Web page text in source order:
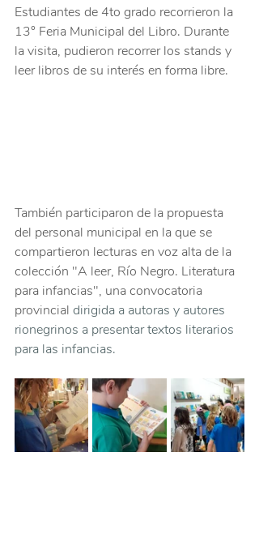
Estudiantes de 4to grado recorrieron la
13° Feria Municipal del Libro. Durante
la visita, pudieron recorrer los stands y
leer libros de su interés en forma libre.
También participaron de la propuesta
del personal municipal en la que se
compartieron lecturas en voz alta de la
colección "A leer, Río Negro. Literatura
para infancias", una convocatoria
provincial dirigida a autoras y autores
rionegrinos a presentar textos literarios
para las infancias.